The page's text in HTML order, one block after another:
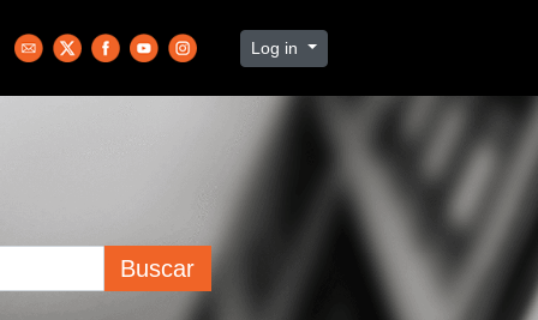
Log in
Buscar